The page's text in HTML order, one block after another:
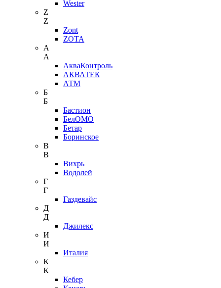
Wester
Z
Z
Zont
ZOTA
А
А
АкваКонтроль
АКВАТЕК
АТМ
Б
Б
Бастион
БелОМО
Бетар
Боринское
В
В
Вихрь
Водолей
Г
Г
Газдевайс
Д
Д
Джилекс
И
И
Италия
К
К
Кебер